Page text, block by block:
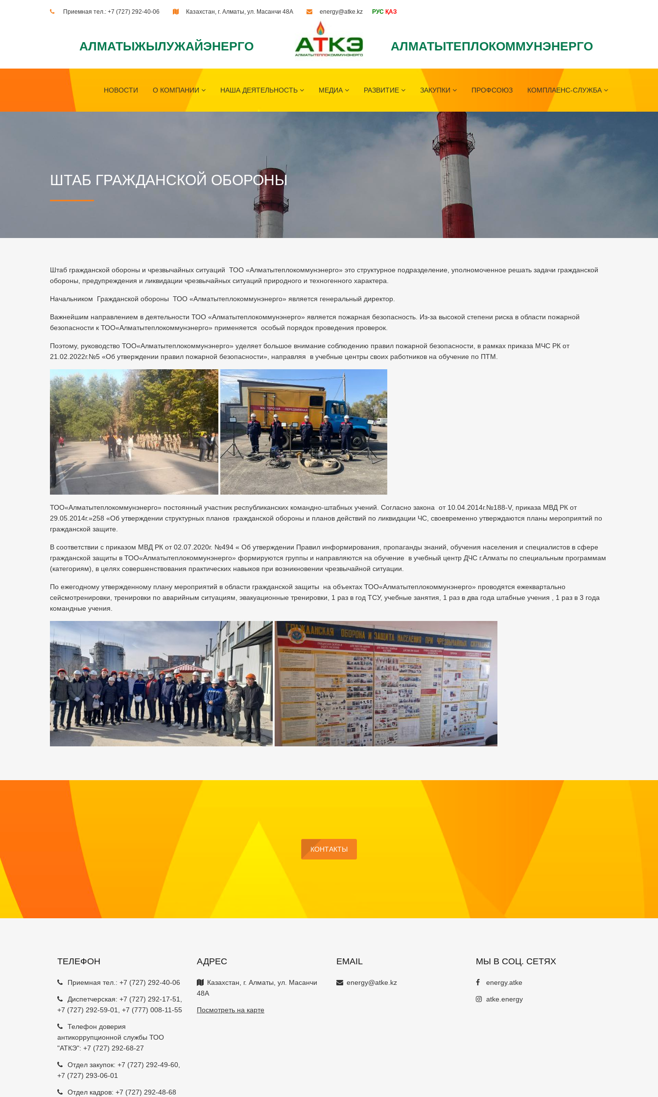
Приемная тел.: +7 (727) 292-40-06 Казахстан, г. Алматы, ул. Масанчи 48А energy@atke.kz РУС ҚАЗ
АЛМАТЫЖЫЛУЖАЙЭНЕРГО АЛМАТЫТЕПЛОКОММУНЭНЕРГО
НОВОСТИ О КОМПАНИИ НАША ДЕЯТЕЛЬНОСТЬ МЕДИА РАЗВИТИЕ ЗАКУПКИ ПРОФСОЮЗ КОМПЛАЕНС-СЛУЖБА
ШТАБ ГРАЖДАНСКОЙ ОБОРОНЫ
Штаб гражданской обороны и чрезвычайных ситуаций ТОО «Алматытеплокоммунэнерго» это структурное подразделение, уполномоченное решать задачи гражданской
обороны, предупреждения и ликвидации чрезвычайных ситуаций природного и техногенного характера.
Начальником Гражданской обороны ТОО «Алматытеплокоммунэнерго» является генеральный директор.
Важнейшим направлением в деятельности ТОО «Алматытеплокоммунэнерго» является пожарная безопасность. Из-за высокой степени риска в области пожарной
безопасности к ТОО«Алматытеплокоммунэнерго» применяется особый порядок проведения проверок.
Поэтому, руководство ТОО«Алматытеплокоммунэнерго» уделяет большое внимание соблюдению правил пожарной безопасности, в рамках приказа МЧС РК от
21.02.2022г.№5 «Об утверждении правил пожарной безопасности», направляя в учебные центры своих работников на обучение по ПТМ.
ТОО«Алматытеплокоммунэнерго» постоянный участник республиканских командно-штабных учений. Согласно закона от 10.04.2014г.№188-V, приказа МВД РК от
29.05.2014г.»258 «Об утверждении структурных планов гражданской обороны и планов действий по ликвидации ЧС, своевременно утверждаются планы мероприятий по
гражданской защите.
В соответствии с приказом МВД РК от 02.07.2020г. №494 « Об утверждении Правил информирования, пропаганды знаний, обучения населения и специалистов в сфере
гражданской защиты в ТОО«Алматытеплокоммунэнерго» формируются группы и направляются на обучение в учебный центр ДЧС г.Алматы по специальным программам
(категориям), в целях совершенствования практических навыков при возникновении чрезвычайной ситуации.
По ежегодному утвержденному плану мероприятий в области гражданской защиты на объектах ТОО«Алматытеплокоммунэнерго» проводятся ежеквартально
сейсмотренировки, тренировки по аварийным ситуациям, эвакуационные тренировки, 1 раз в год ТСУ, учебные занятия, 1 раз в два года штабные учения , 1 раз в 3 года
командные учения.
КОНТАКТЫ
ТЕЛЕФОН
Приемная тел.: +7 (727) 292-40-06
Диспетчерская: +7 (727) 292-17-51
+7 (727) 292-59-01
+7 (777) 008-11-55
Телефон доверия
антикоррупционной службы ТОО
"АТКЭ": +7 (727) 292-68-27
Отдел закупок: +7 (727) 292-49-60
+7 (727) 293-06-01
Отдел кадров: +7 (727) 292-48-68
АДРЕС
Казахстан, г. Алматы, ул. Масанчи
48А
Посмотреть на карте
EMAIL
energy@atke.kz
МЫ В СОЦ. СЕТЯХ
energy.atke
atke.energy